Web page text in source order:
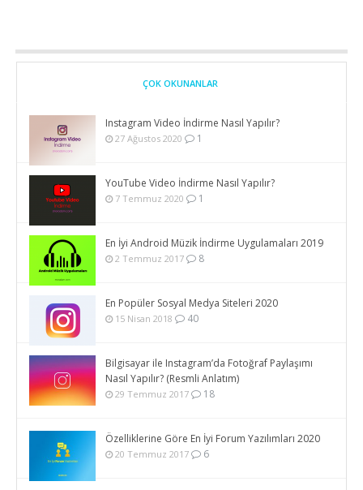
ÇOK OKUNANLAR
Instagram Video İndirme Nasıl Yapılır?
27 Ağustos 2020 1
YouTube Video İndirme Nasıl Yapılır?
7 Temmuz 2020 1
En İyi Android Müzik İndirme Uygulamaları 2019
2 Temmuz 2017 8
En Popüler Sosyal Medya Siteleri 2020
15 Nisan 2018 40
Bilgisayar ile Instagram’da Fotoğraf Paylaşımı
Nasıl Yapılır? (Resmli Anlatım)
29 Temmuz 2017 18
Özelliklerine Göre En İyi Forum Yazılımları 2020
20 Temmuz 2017 6